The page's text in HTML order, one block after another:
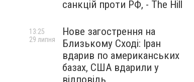
санкцій проти РФ, - The Hill
Нове загострення на
Близькому Сході: Іран
вдарив по американських
базах, США вдарили у
відповідь
13:25
29 липня